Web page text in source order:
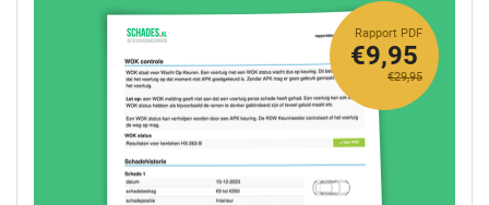
Rapport PDF
€29,95
€9,95